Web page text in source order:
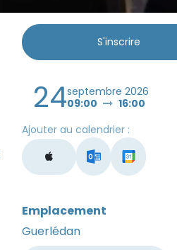
S'inscrire
24septembre 2026
09:00
16:00
Ajouter au calendrier :
Emplacement
Guerlédan